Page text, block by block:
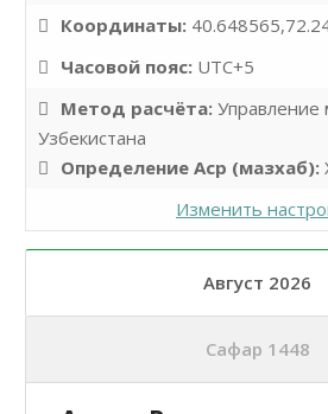
Координаты:
Часовой пояс: UTC+5
Метод расчёта: Управление
Узбекистана
Определение Аср (мазхаб):
Изменить
Август 2026
Сафар 1448